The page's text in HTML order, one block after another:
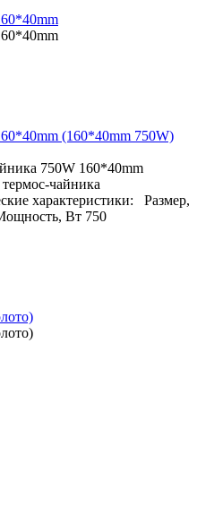
(160*40mm 750W)
750W 160*40mm
чайника
характеристики: Размер,
Вт 750